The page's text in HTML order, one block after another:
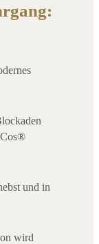
und in
wird